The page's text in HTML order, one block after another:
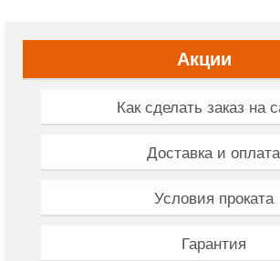
Акции
Как сделать заказ на
Доставка и оплата
Условия проката
Гарантия